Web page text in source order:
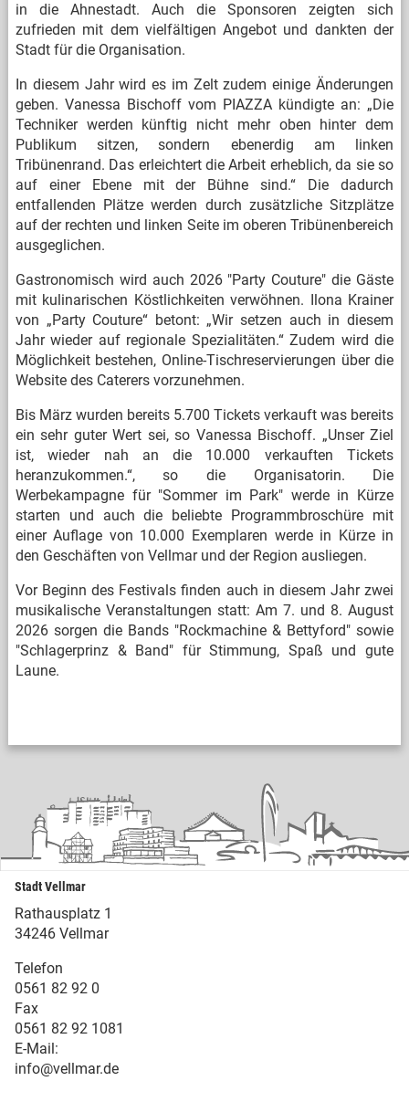
in die Ahnestadt. Auch die Sponsoren zeigten sich
zufrieden mit dem vielfältigen Angebot und dankten der
Stadt für die Organisation.
In diesem Jahr wird es im Zelt zudem einige Änderungen
geben. Vanessa Bischoff vom PIAZZA kündigte an: „Die
Techniker werden künftig nicht mehr oben hinter dem
Publikum sitzen, sondern ebenerdig am linken
Tribünenrand. Das erleichtert die Arbeit erheblich, da sie so
auf einer Ebene mit der Bühne sind.“ Die dadurch
entfallenden Plätze werden durch zusätzliche Sitzplätze
auf der rechten und linken Seite im oberen Tribünenbereich
ausgeglichen.
Gastronomisch wird auch 2026 "Party Couture" die Gäste
mit kulinarischen Köstlichkeiten verwöhnen. Ilona Krainer
von „Party Couture“ betont: „Wir setzen auch in diesem
Jahr wieder auf regionale Spezialitäten.“ Zudem wird die
Möglichkeit bestehen, Online-Tischreservierungen über die
Website des Caterers vorzunehmen.
Bis März wurden bereits 5.700 Tickets verkauft was bereits
ein sehr guter Wert sei, so Vanessa Bischoff. „Unser Ziel
ist, wieder nah an die 10.000 verkauften Tickets
heranzukommen.“, so die Organisatorin. Die
Werbekampagne für "Sommer im Park" werde in Kürze
starten und auch die beliebte Programmbroschüre mit
einer Auflage von 10.000 Exemplaren werde in Kürze in
den Geschäften von Vellmar und der Region ausliegen.
Vor Beginn des Festivals finden auch in diesem Jahr zwei
musikalische Veranstaltungen statt: Am 7. und 8. August
2026 sorgen die Bands "Rockmachine & Bettyford" sowie
"Schlagerprinz & Band" für Stimmung, Spaß und gute
Laune.
Stadt Vellmar
Rathausplatz 1
34246 Vellmar
Telefon
0561 82 92 0
Fax
0561 82 92 1081
E-Mail:
info@vellmar.de